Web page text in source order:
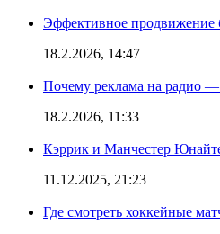
Эффективное продвижение
18.2.2026, 14:47
Почему реклама на радио
18.2.2026, 11:33
Кэррик и Манчестер
11.12.2025, 21:23
Где смотреть хоккейные